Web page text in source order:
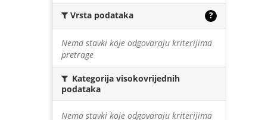
Vrsta podataka ?
Nema stavki koje odgovaraju kriterijima
pretrage
Kategorija visokovrijednih
podataka
Nema stavki koje odgovaraju kriterijima